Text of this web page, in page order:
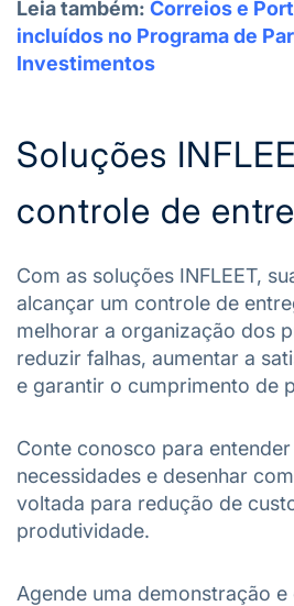
Leia também: Correios e
incluídos no Programa de
Investimentos
Soluções
controle de
Com as soluções INFLEET,
alcançar um controle de
melhorar a organização dos
reduzir falhas, aumentar a
e garantir o cumprimento de
Conte conosco para entender
necessidades e desenhar
voltada para redução de
produtividade.
Agende uma demonstração e